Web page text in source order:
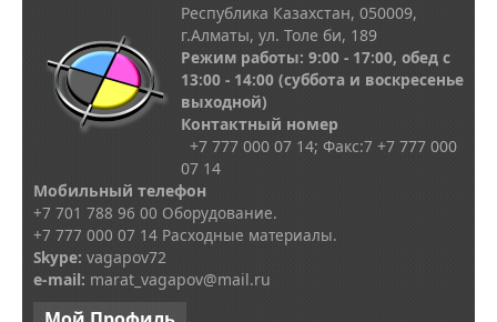
Республика Казахстан, 050009,
г.Алматы, ул. Толе би, 189
Режим работы: 9:00 - 17:00, обед с
13:00 - 14:00 (суббота и воскресенье
выходной)
Контактный номер
+7 777 000 07 14; Факс:7 +7 777 000
07 14
Мобильный телефон
+7 701 788 96 00 Оборудование.
+7 777 000 07 14 Расходные материалы.
Skype: vagapov72
e-mail: marat_vagapov@mail.ru